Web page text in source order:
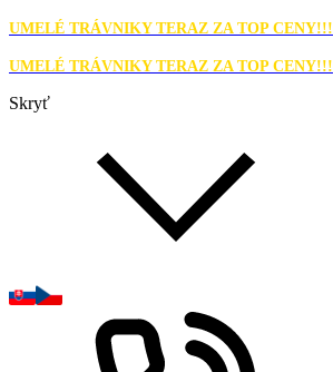
UMELÉ TRÁVNIKY TERAZ ZA TOP CENY!!!
UMELÉ TRÁVNIKY TERAZ ZA TOP CENY!!!
Skryť